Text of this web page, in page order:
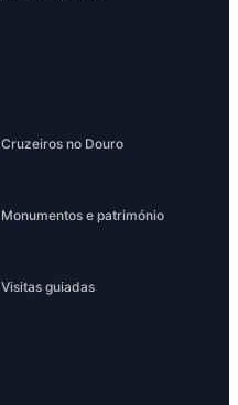
Cruzeiros no Douro
Monumentos e património
Visitas guiadas